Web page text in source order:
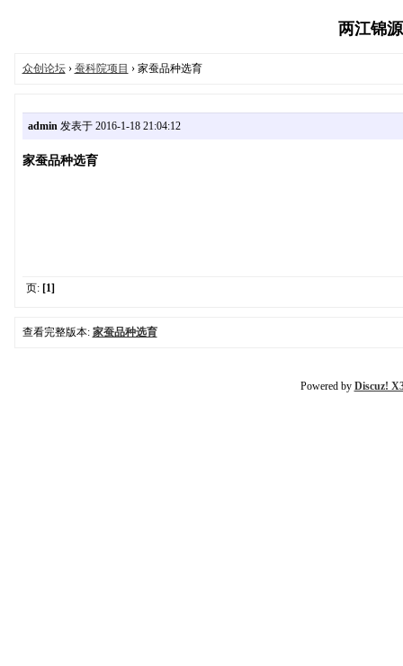
两江锦
众创论坛› 蚕科院项目 › 家蚕品种选育
admin发表于 2016-1-18 21:04:12
家蚕品种选育
页: [1]
查看完整版本: 家蚕品种选育
Powered by Discuz!